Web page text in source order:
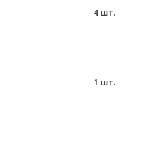
4 шт.
1 шт.